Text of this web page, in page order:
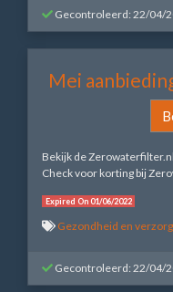
Gecontroleerd: 22/04/
Mei
Bekijk de
Check voor korting bij
Expired On 01/06/2022
Gezondheid en
Gecontroleerd: 22/04/